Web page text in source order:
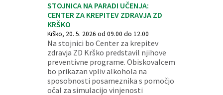
STOJNICA NA PARADI UČENJA:
CENTER ZA KREPITEV ZDRAVJA ZD
KRŠKO
Krško, 20. 5. 2026 od 09.00 do 12.00
Na stojnici bo Center za krepitev
zdravja ZD Krško predstavil njihove
preventivne programe. Obiskovalcem
bo prikazan vpliv alkohola na
sposobnosti posameznika s pomočjo
očal za simulacijo vinjenosti